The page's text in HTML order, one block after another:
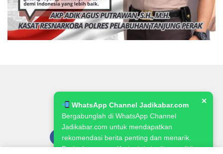
WhatsApp Channel Jadikabar.com
Bergabunglah di WhatsApp Channel
Jadikabar.com untuk mendapatkan
rekomendasi berita penting dan menarik.
Berita Lowongan Kerja, kriminalitas, politik,
✕